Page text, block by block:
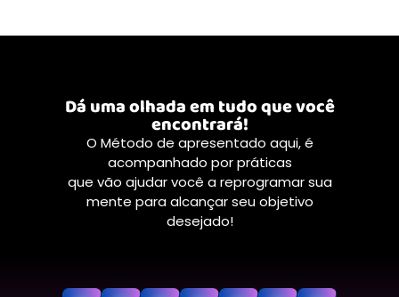
Dá uma olhada em tudo que você
encontrará!
O Método de apresentado aqui, é
acompanhado por práticas
que vão ajudar você a reprogramar sua
mente para alcançar seu objetivo
desejado!